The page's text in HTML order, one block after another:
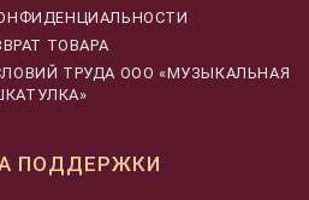
ТОВАРА
ТРУДА ООО «МУЗЫКАЛЬНАЯ
ПОДДЕРЖКИ